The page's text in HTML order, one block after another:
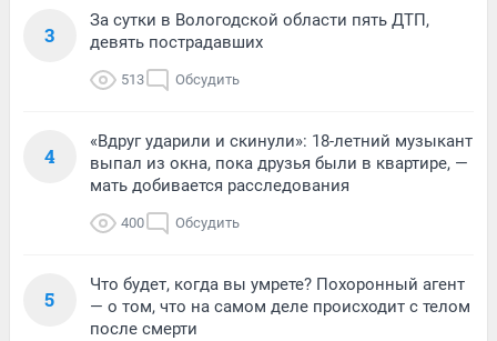
3
За сутки в Вологодской области пять ДТП,
девять пострадавших
513 Обсудить
4
«Вдруг ударили и скинули»: 18-летний музыкант
выпал из окна, пока друзья были в квартире, —
мать добивается расследования
400 Обсудить
5
Что будет, когда вы умрете? Похоронный агент
— о том, что на самом деле происходит с телом
после смерти